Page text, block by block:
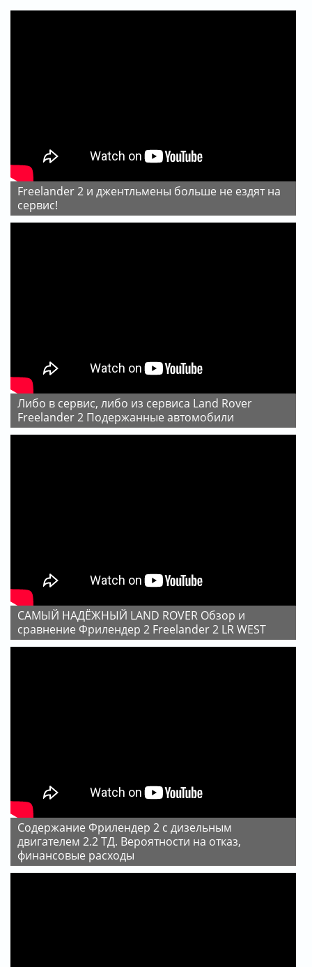
Freelander 2 и джентльмены больше не ездят на
сервис!
Либо в сервис, либо из сервиса Land Rover
Freelander 2 Подержанные автомобили
САМЫЙ НАДЁЖНЫЙ LAND ROVER Обзор и
сравнение Фрилендер 2 Freelander 2 LR WEST
Содержание Фрилендер 2 с дизельным
двигателем 2.2 ТД. Вероятности на отказ,
финансовые расходы